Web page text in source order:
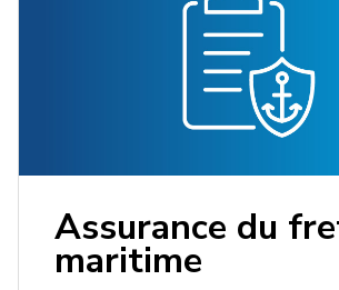
Assurance du
maritime